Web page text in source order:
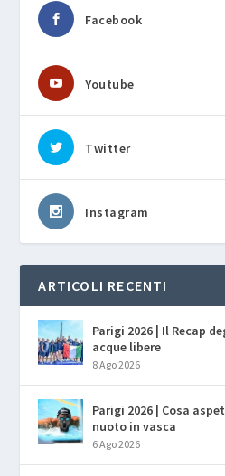
Facebook
Youtube
Twitter
Instagram
ARTICOLI RECENTI
Parigi 2026 | Il Recap
acque libere
8 Ago 2026
Parigi 2026 | Cosa
nuoto in vasca
6 Ago 2026